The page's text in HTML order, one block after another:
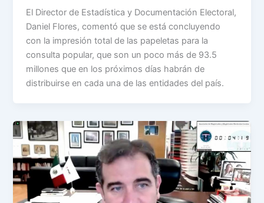
El Director de Estadística y Documentación Electoral,
Daniel Flores, comentó que se está concluyendo
con la impresión total de las papeletas para la
consulta popular, que son un poco más de 93.5
millones que en los próximos días habrán de
distribuirse en cada una de las entidades del país.